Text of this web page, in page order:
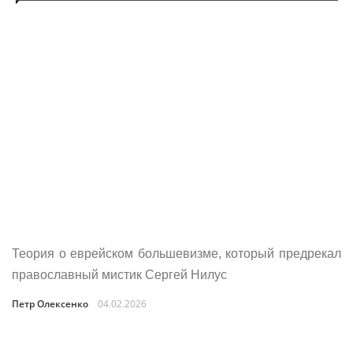
Теория о еврейском большевизме, который предрекал
православный мистик Сергей Нилус
Петр Олексенко 04.02.2026